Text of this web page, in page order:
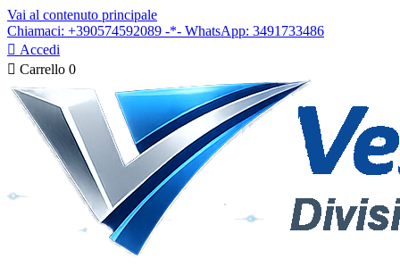
Vai al contenuto principale
Chiamaci: +390574592089 -*- WhatsApp: 3491733486
 Accedi
 Carrello 0